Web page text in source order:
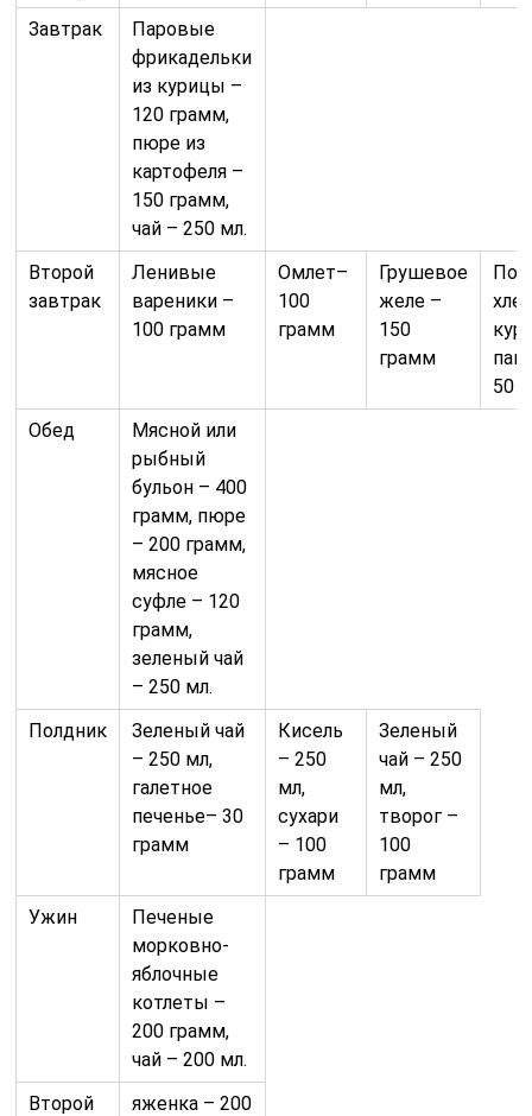
Завтрак
Паровые
фрикадельки
из курицы –
120 грамм,
пюре из
картофеля –
150 грамм,
чай – 250 мл.
Второй
завтрак
Ленивые
вареники –
100 грамм
Омлет–
100
грамм
Грушевое
желе –
150
грамм
50
Обед
Мясной или
рыбный
бульон – 400
грамм, пюре
– 200 грамм,
мясное
суфле – 120
грамм,
зеленый чай
– 250 мл.
Полдник
Зеленый чай
– 250 мл,
галетное
печенье– 30
грамм
Кисель
– 250
мл,
сухари
– 100
грамм
Зеленый
чай – 250
мл,
творог –
100
грамм
Ужин
Печеные
морковно-
яблочные
котлеты –
200 грамм,
чай – 200 мл.
Второй
яженка – 200